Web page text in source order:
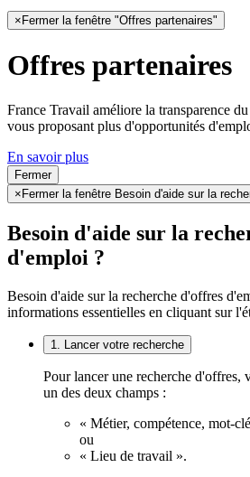
× Fermer la fenêtre "Offres partenaires"
Offres partenaires
France Travail améliore la transparence
vous proposant plus d'opportunités
En savoir plus
Fermer
× Fermer la fenêtre Besoin d'aide sur la
Besoin d'aide sur la
d'emploi ?
Besoin d'aide sur la recherche d'offres
informations essentielles en cliquant sur
1. Lancer votre recherche
Pour lancer une recherche d'offres,
un des deux champs :
« Métier, compétence, mot-
ou
« Lieu de travail ».